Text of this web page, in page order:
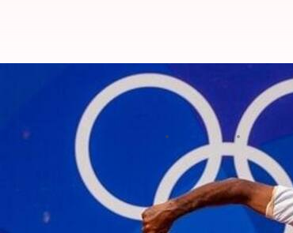
20 ஆண்டு கால
போபண்ணா ஓய்வு
எழுதியவர் Sekar Chinnappan Nov 01, 2025 04:49 pm
செய்தி முன்னோட்டம்
இந்திய டென்னிஸ்உலகின்